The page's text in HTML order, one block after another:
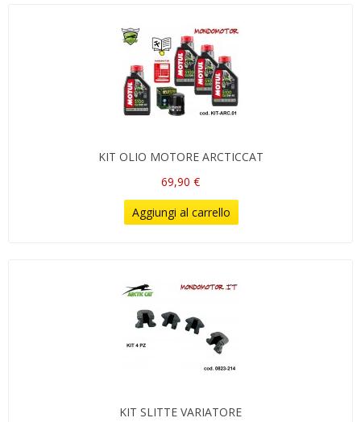
KIT OLIO MOTORE ARCTICCAT
69,90 €
Aggiungi al carrello
KIT SLITTE VARIATORE